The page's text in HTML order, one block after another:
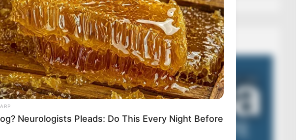
Veza AIBA
Video
Player
Neurologists Pleads: Do This Every Night Before